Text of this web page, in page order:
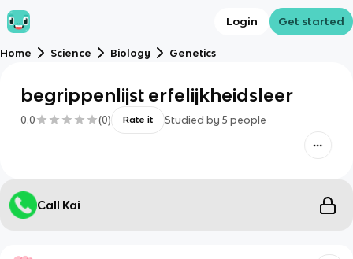
Login Get started
Home Science Biology Genetics
begrippenlijst erfelijkheidsleer
0.0 (0) Rate it Studied by 5 people
Call Kai